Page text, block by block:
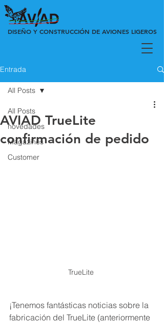
DISEÑO Y CONSTRUCCIÓN DE AVIONES LIGEROS
Entrada
All Posts
novedades
Magazines
Customer
All Posts
AVIAD TrueLite
confirmación de pedido
TrueLite
¡Tenemos fantásticas noticias sobre la
fabricación del TrueLite (anteriormente